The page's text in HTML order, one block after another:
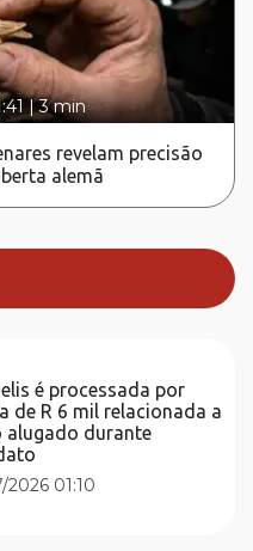
|3 min
revelam precisão
alemã
é processada por
de R 6 mil relacionada a
alugado durante
2026 01:10